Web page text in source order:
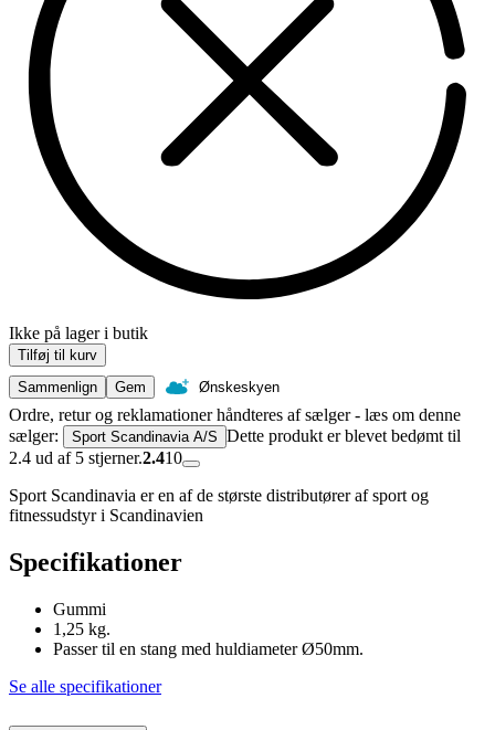
Ikke på lager i butik
Tilføj til kurv
Sammenlign
Gem Ønskeskyen
Ordre, retur og reklamationer håndteres af sælger - læs om denne
sælger:
Sport Scandinavia A/S Dette produkt er blevet bedømt til
2.4 ud af 5 stjerner.2.410
Sport Scandinavia er en af de største distributører af sport og
fitnessudstyr i Scandinavien
Specifikationer
Gummi
1,25 kg.
Passer til en stang med huldiameter Ø50mm.
Se alle specifikationer